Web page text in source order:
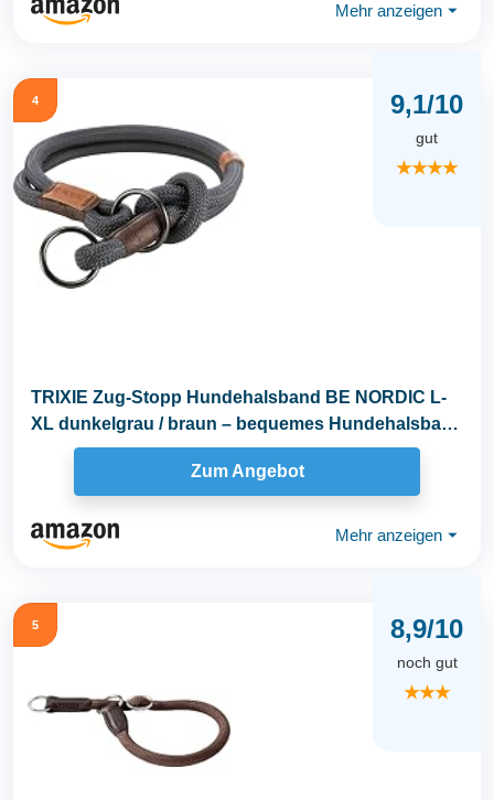
Mehr anzeigen ⏷
4 9,1/10
gut
★★★★
TRIXIE Zug-Stopp Hundehalsband BE NORDIC L-
XL dunkelgrau / braun – bequemes Hundehalsband
Zum Angebot
Mehr anzeigen ⏷
5 8,9/10
noch gut
★★★